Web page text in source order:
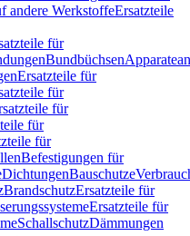
andere WerkstoffeErsatzteile
für
Bundbüchsen
Ersatzteile für
für
für
für
für
Befestigungen für
DichtungenBauschutze
BrandschutzErsatzteile für
Ersatzteile für
SchallschutzDämmungen